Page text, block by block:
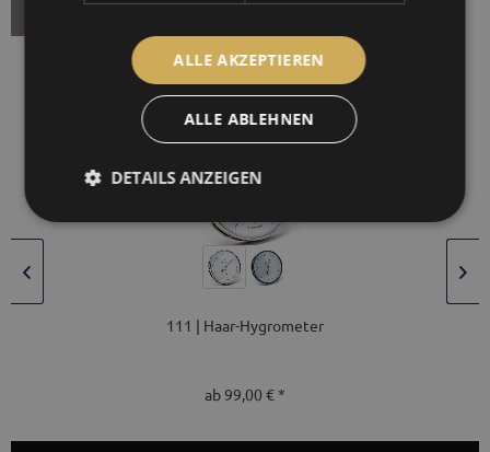
111T | Haar-Hygrometer mit Thermometer
ab 109,00 € *
ALLE AKZEPTIEREN
ALLE ABLEHNEN
DETAILS ANZEIGEN